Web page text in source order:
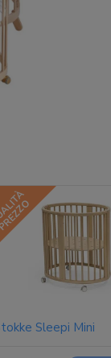
Sleepi Mini